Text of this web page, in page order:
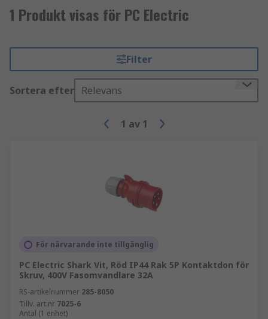
1 Produkt visas för PC Electric
Filter
Sortera efter Relevans
1 av 1
För närvarande inte tillgänglig
PC Electric Shark Vit, Röd IP44 Rak 5P Kontaktdon för
Skruv, 400V Fasomvandlare 32A
RS-artikelnummer 285-8050
Tillv. art.nr 7025-6
Antal (1 enhet)